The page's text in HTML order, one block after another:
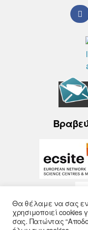
Θα θέλαμε να σας
χρησιμοποιεί cookies
σας. Πατώντας